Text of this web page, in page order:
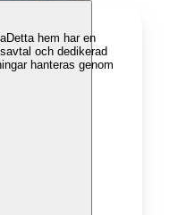
Detta hem har en
och dedikerad
hanteras genom